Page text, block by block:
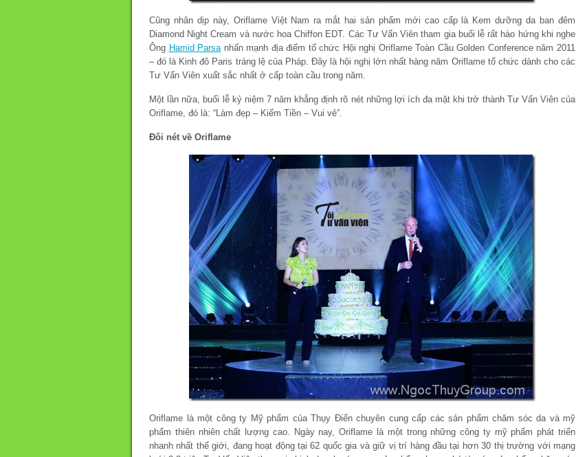
Cũng nhân dịp này, Oriflame Việt Nam ra mắt hai sản phẩm mới cao cấp là Kem dưỡng da ban đêm
Diamond Night Cream và nước hoa Chiffon EDT. Các Tư Vấn Viên tham gia buổi lễ rất hào hứng khi nghe
Ông Hamid Parsanhấn mạnh địa điểm tổ chức Hội nghị Oriflame Toàn Cầu Golden Conference năm 2011
– đó là Kinh đô Paris tráng lệ của Pháp. Đây là hội nghị lớn nhất hàng năm Oriflame tổ chức dành cho các
Tư Vấn Viên xuất sắc nhất ở cấp toàn cầu trong năm.
Một lần nữa, buổi lễ kỷ niệm 7 năm khẳng định rõ nét những lợi ích đa mặt khi trở thành Tư Vấn Viên của
Oriflame, đó là: “Làm đẹp – Kiếm Tiền – Vui vẻ”.
Đôi nét về Oriflame
Oriflame là một công ty Mỹ phẩm của Thụy Điển chuyên cung cấp các sản phẩm chăm sóc da và mỹ
phẩm thiên nhiên chất lượng cao. Ngày nay, Oriflame là một trong những công ty mỹ phẩm phát triển
nhanh nhất thế giới, đang hoạt động tại 62 quốc gia và giữ vị trí hàng đầu tại hơn 30 thị trường với mạng